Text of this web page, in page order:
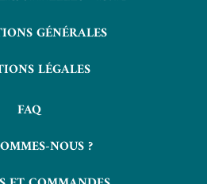
GÉNÉRALES
LÉGALES
FAQ
NOUS ?